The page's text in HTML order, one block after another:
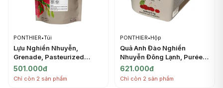
PONTHIER•Túi
Lựu Nghiền Nhuyễn,
Grenade, Pasteurized
Chilled Sugared Puree
Pomegranate (1kg) -
501.000đ
Chỉ còn 2 sản phẩm
PONTHIER•Hộp
Quả Anh Đào Nghiền
Nhuyễn Đông Lạnh, Purée
Griotte, Frozen Sugared
Morello Cherry, 2.2 lbs
(1kg) - PONTHIER
621.000đ
Chỉ còn 2 sản phẩm